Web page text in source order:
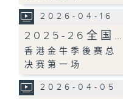
2026-04-16
2025-26全国…
香港金牛季後赛总
决赛第一场
2026-04-05